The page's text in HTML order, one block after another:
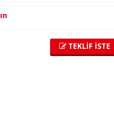
TEKLİF İSTE